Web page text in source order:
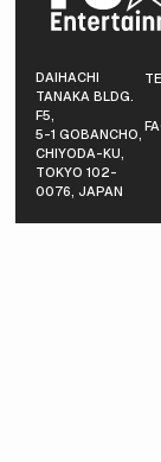
DAIHACHI
TANAKA BLDG.
F5,
5-1 GOBANCHO,
CHIYODA-KU,
TOKYO 102-
0076, JAPAN